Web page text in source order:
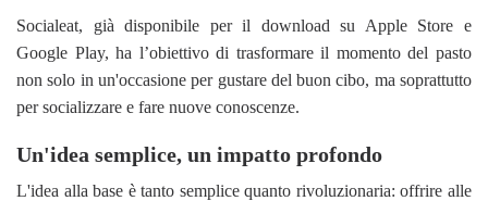
Socialeat, già disponibile per il download su Apple Store e
Google Play, ha l’obiettivo di trasformare il momento del pasto
non solo in un'occasione per gustare del buon cibo, ma soprattutto
per socializzare e fare nuove conoscenze.
Un'idea semplice, un impatto profondo
L'idea alla base è tanto semplice quanto rivoluzionaria: offrire alle